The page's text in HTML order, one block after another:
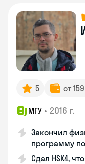
5 от
МГУ • 2016 г.
Закончил
программу
Сдал HSK4,